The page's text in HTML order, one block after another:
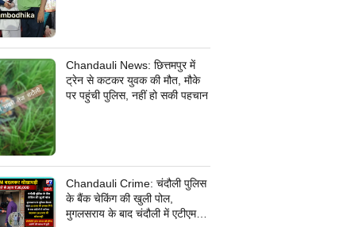
Chandauli News: छित्तमपुर में
ट्रेन से कटकर युवक की मौत, मौके
पर पहुंची पुलिस, नहीं हो सकी पहचान
Chandauli Crime: चंदौली पुलिस
के बैंक चेकिंग की खुली पोल,
मुगलसराय के बाद चंदौली में एटीएम